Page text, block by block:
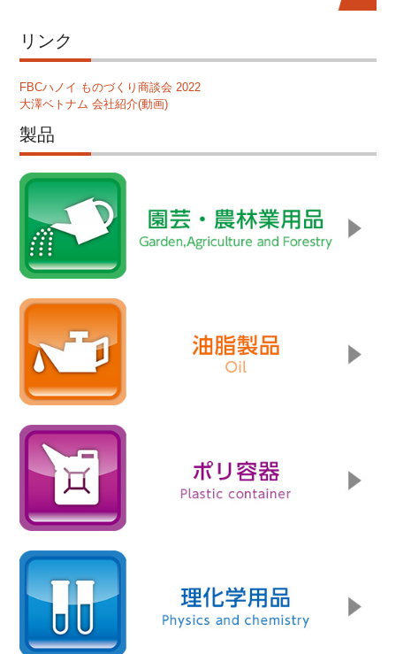
リンク
FBCハノイ ものづくり商談会 2022
大澤ベトナム 会社紹介(動画)
製品